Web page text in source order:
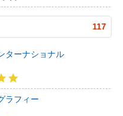
117
ターナショナル
ラフィー